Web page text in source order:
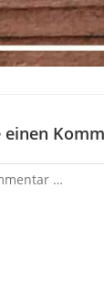
einen